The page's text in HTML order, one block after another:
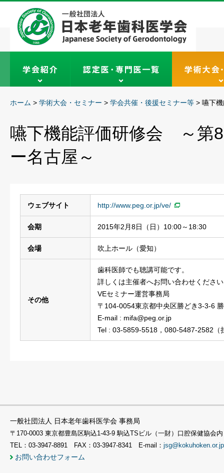
ホーム > 学術大会・セミナー > 学会共催・後援セミナー等 > 嚥下
嚥下機能評価研修会 ～第
ー名古屋～
ウェブサイト http://www.peg.or.jp/ve/
会期 2015年2月8日（日）10:00～18:30
会場 吹上ホール（愛知）
その他
歯科医師でも聴講可能です。
詳しくは主催者へお問い合わせくださ
VEセミナー運営事務局
〒104-0054東京都中央区勝どき3-3-6
E-mail : mifa@peg.or.jp
Tel : 03-5859-5518，080-5487-2582
一般社団法人 日本老年歯科医学会 事務局
〒170-0003 東京都豊島区駒込1-43-9 駒込TSビル（一財）口腔保健協会内
TEL：03-3947-8891 FAX：03-3947-8341 E-mail： jsg@kokuhoken.or.jp
お問い合わせフォーム